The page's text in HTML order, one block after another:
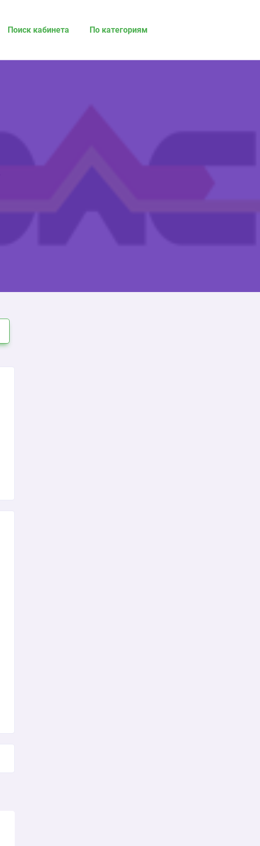
Поиск кабинета По категориям